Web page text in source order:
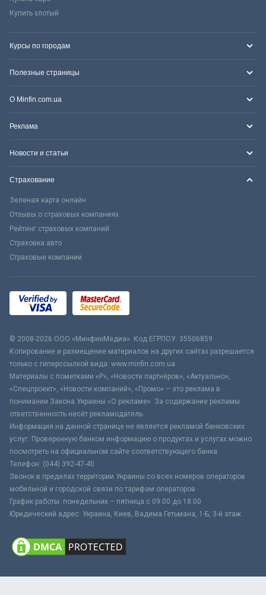
Купить злотый
Курсы по городам
Полезные страницы
О Minfin.com.ua
Реклама
Новости и статьи
Страхование
Зеленая карта онлайн
Отзывы о страховых компаниях
Рейтинг страховых компаний
Страховка авто
Страховые компании
© 2008-2026 ООО «МинфинМедиа». Код ЕГРПОУ: 35506859
Копирование и размещение материалов на других сайтах разрешается
только с гиперссылкой вида: www.minfin.com.ua
Материалы с пометками «Р», «Новости партнёров», «Актуально»,
«Спецпроект», «Новости компаний», «Промо» – это реклама в
понимании Закона Украины «О рекламе». За содержание рекламы
ответственность несёт рекламодатель.
Информация на данной странице не является рекламой банковских
услуг. Проверенную банком информацию о продуктах и услугах можно
посмотреть на официальном сайте соответствующего банка.
Телефон: (044) 392-47-40
Звонок в пределах территории Украины со всех номеров операторов
мобильной и городской связи по тарифам операторов
График работы: понедельник – пятница с 09:00 до 18:00
Юридический адрес: Украина, Киев, Вадима Гетьмана, 1-Б, 3-й этаж